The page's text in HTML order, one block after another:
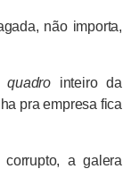
não importa,
quadrointeiro da
pra empresa fica
a galera